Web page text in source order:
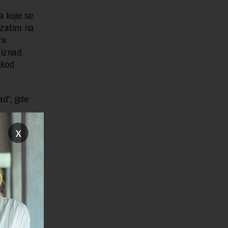
koje se
na
gde
na
bilo
x